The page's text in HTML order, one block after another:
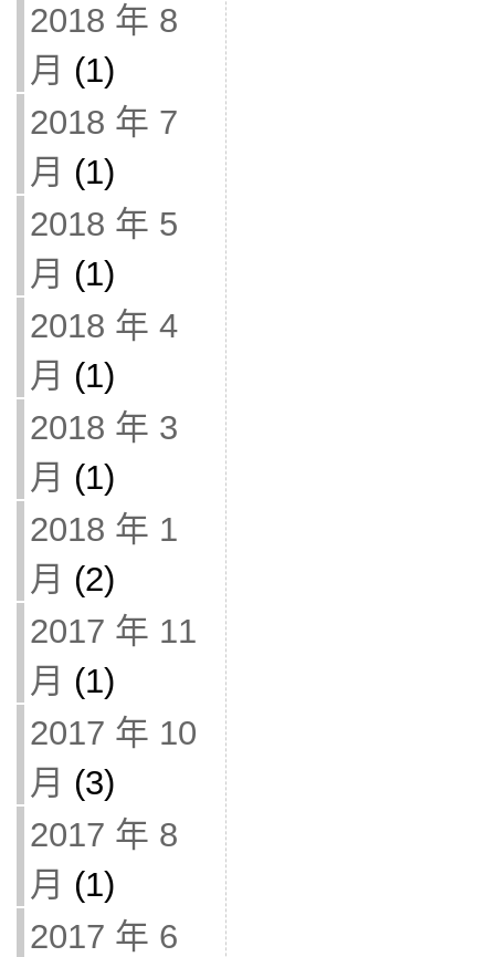
2018 年 8
月 (1)
2018 年 7
月 (1)
2018 年 5
月 (1)
2018 年 4
月 (1)
2018 年 3
月 (1)
2018 年 1
月 (2)
2017 年 11
月 (1)
2017 年 10
月 (3)
2017 年 8
月 (1)
2017 年 6